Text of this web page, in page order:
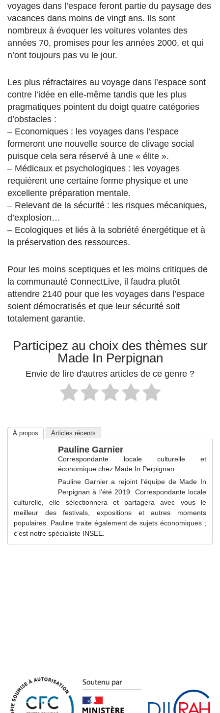
voyages dans l’espace feront partie du paysage des
vacances dans moins de vingt ans. Ils sont
nombreux à évoquer les voitures volantes des
années 70, promises pour les années 2000, et qui
n’ont toujours pas vu le jour.
Les plus réfractaires au voyage dans l’espace sont
contre l’idée en elle-même tandis que les plus
pragmatiques pointent du doigt quatre catégories
d’obstacles :
– Economiques : les voyages dans l’espace
formeront une nouvelle source de clivage social
puisque cela sera réservé à une « élite ».
– Médicaux et psychologiques : les voyages
requièrent une certaine forme physique et une
excellente préparation mentale.
– Relevant de la sécurité : les risques mécaniques,
d’explosion…
– Ecologiques et liés à la sobriété énergétique et à
la préservation des ressources.
Pour les moins sceptiques et les moins critiques de
la communauté ConnectLive, il faudra plutôt
attendre 2140 pour que les voyages dans l’espace
soient démocratisés et que leur sécurité soit
totalement garantie.
Participez au choix des thèmes sur
Made In Perpignan
Envie de lire d'autres articles de ce genre ?
À propos Articles récents
Pauline Garnier
Correspondante locale culturelle et
économique chez Made In Perpignan
Pauline Garnier a rejoint l'équipe de Made In
Perpignan à l’été 2019. Correspondante locale
culturelle, elle sélectionnera et partagera avec vous le
meilleur des festivals, expositions et autres moments
populaires. Pauline traite également de sujets économiques ;
c’est notre spécialiste INSEE.